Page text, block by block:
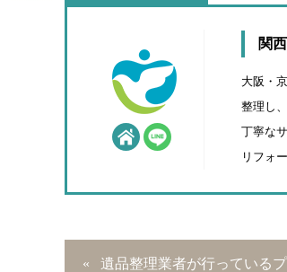
関
大阪・
整理し
丁寧な
リフォ
遺品整理業者が行っている